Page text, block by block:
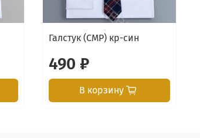
Галстук (СMР) кр-син
490 ₽
В корзину